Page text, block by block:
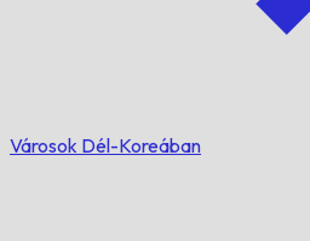
Városok Dél-Koreában